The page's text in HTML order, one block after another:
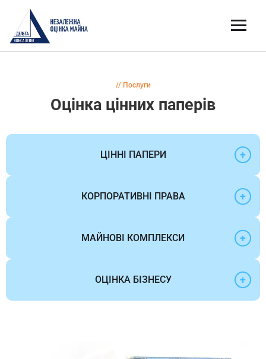
// Послуги
Оцінка цінних паперів
ЦІННІ ПАПЕРИ +
КОРПОРАТИВНІ ПРАВА +
МАЙНОВІ КОМПЛЕКСИ +
ОЦІНКА БІЗНЕСУ +